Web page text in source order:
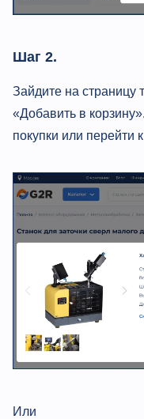
Шаг 2.
Зайдите на страницу
«Добавить в
покупки или перейти
Или